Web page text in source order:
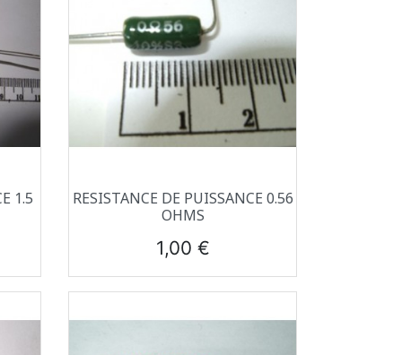
1.5
Aperçu rapide
RESISTANCE DE PUISSANCE 0.56
OHMS
Prix
1,00 €